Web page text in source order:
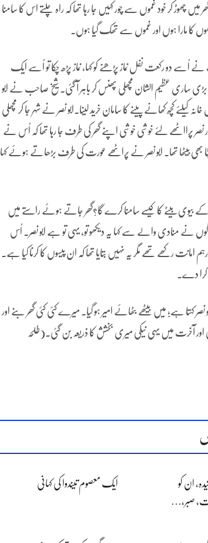
میں چھوڑ کر خود غموں سے چور کہیں جا رہا تھا کہ راہ چلتے اس کا سامنا
کا مارا ہوں اور غموں سے تھک گیا ہوں۔
اُسے دو رکعت نفل نماز پڑھنے کو کہا، نماز پڑھ چکا تو اُسے ایک
ساری عظیم الشان مچھلی پھنس کر باہر آ گئی۔ شیخ صاحب نے ابو
کچھ کھانے پینے کا سامان خرید لینا۔ابو نصر نے شہر جا کر مچھلی
پرااٹھے لئے خوشی خوشی اپنے گھر کی طرف جا رہا تھا کہ اُس نے
بیٹھا تھا۔ ابو نصر نے پراٹھے عورت کی طرف بڑھاتے ہوئے کہا
بیوی بیٹے کا کیسے سامنا کرے گا؟گھر جاتے ہوئے راستے میں
نے منادی والے سے کہا یہ دیکھو تو، یہی تو ہے ابو نصر۔ اُس
رکھے تھے مگر یہ نہیں بتایا تھا کہ ان پیسوں کا کرنا کیا ہے۔
کرا دے۔
ہے؛ میں بیٹھے بٹھائے امیر ہو گیا۔ میرے کئی کئی گھر بنے اور
آخرت میں یہی نیکی میری بخشش کا ذریعہ بن گئی۔(طلحہ
ان کو
صبر،…
ایک معصوم تیندوا کی کہانی